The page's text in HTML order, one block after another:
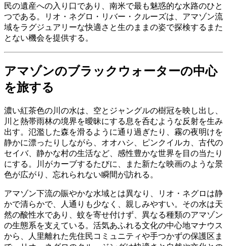
民の遺産への入り口であり、南米で最も魅惑的な水路のひと
つである。リオ・ネグロ・リバー・クルーズは、アマゾン流
域をラグジュアリーな快適さと生のままの姿で探検するまた
とない機会を提供する。
アマゾンのブラックウォーターの中心
を旅する
濃い紅茶色の川の水は、空とジャングルの樹冠を映し出し、
川と熱帯雨林の境界を曖昧にする息を呑むような反射を生み
出す。氾濫した森を滑るように通り過ぎたり、霧の夜明けを
静かに漂ったりしながら、オオハシ、ピンクイルカ、古代の
セイバ、静かな村の生活など、感性豊かな世界を目の当たり
にする。川がカーブするたびに、また新たな映画のような景
色が広がり、忘れられない瞬間が訪れる。
アマゾン下流の賑やかな水域とは異なり、リオ・ネグロは静
かで清らかで、人通りも少なく、親しみやすい。その水は天
然の酸性水であり、蚊を寄せ付けず、異なる種類のアマゾン
の生態系を支えている。活気あふれる文化の中心地マナウス
から、人里離れた先住民コミュニティや手つかずの保護区ま